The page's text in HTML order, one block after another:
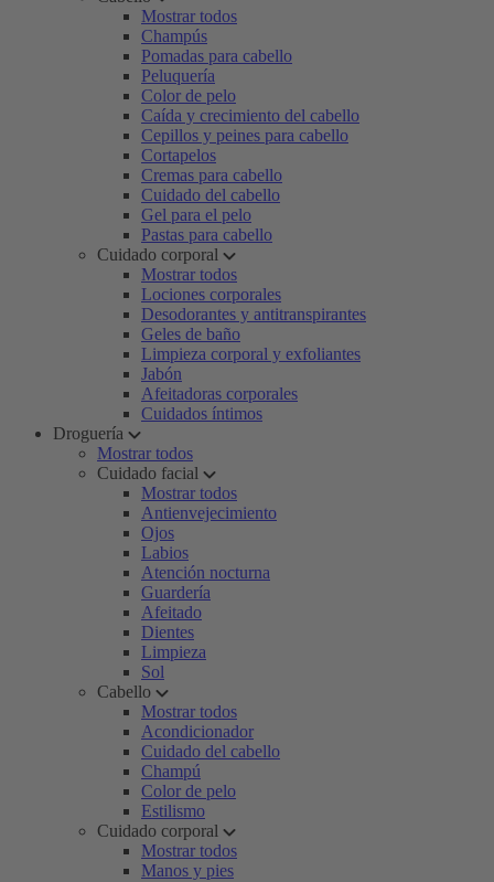
Mostrar todos
Champús
Pomadas para cabello
Peluquería
Color de pelo
Caída y crecimiento del cabello
Cepillos y peines para cabello
Cortapelos
Cremas para cabello
Cuidado del cabello
Gel para el pelo
Pastas para cabello
Cuidado corporal
Mostrar todos
Lociones corporales
Desodorantes y antitranspirantes
Geles de baño
Limpieza corporal y exfoliantes
Jabón
Afeitadoras corporales
Cuidados íntimos
Droguería
Mostrar todos
Cuidado facial
Mostrar todos
Antienvejecimiento
Ojos
Labios
Atención nocturna
Guardería
Afeitado
Dientes
Limpieza
Sol
Cabello
Mostrar todos
Acondicionador
Cuidado del cabello
Champú
Color de pelo
Estilismo
Cuidado corporal
Mostrar todos
Manos y pies